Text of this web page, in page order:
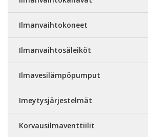
Ilmanvaihtokoneet
Ilmanvaihtosäleiköt
Ilmavesilämpöpumput
Imeytysjärjestelmät
Korvausilmaventtiilit